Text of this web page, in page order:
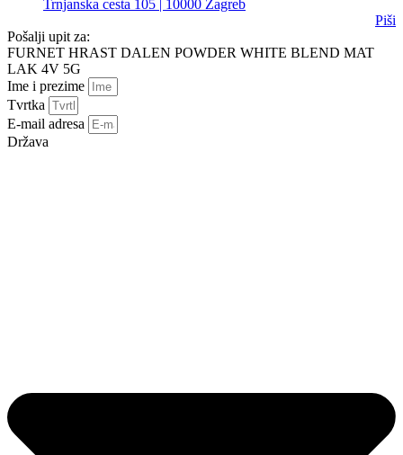
Trnjanska cesta 105 | 10000 Zagreb
Piši
Pošalji upit za:
FURNET HRAST DALEN POWDER WHITE BLEND MAT
LAK 4V 5G
Ime i prezime
Tvrtka
E-mail adresa
Država